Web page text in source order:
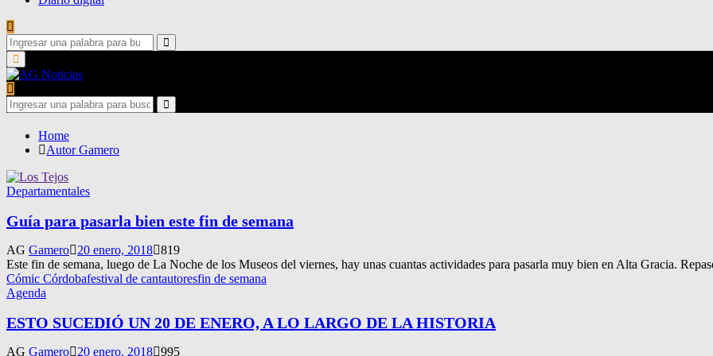
Search
for:
Search
Primary
Menu
Search
for:
Search
Home
AutorGamero
Departamentales
Guía para pasarla bien este fin de semana
AG Gamero 20 enero, 2018 819
Este fin de semana, luego de La Noche de los Museos del viernes, hay unas cuantas actividades para pasarla muy bien en Alta Gracia.
Cómic Córdobafestival de cantautoresfin de semana
Agenda
ESTO SUCEDIÓ UN 20 DE ENERO, A LO LARGO DE LA HISTORIA
AG Gamero 20 enero, 2018 995